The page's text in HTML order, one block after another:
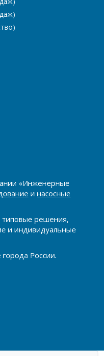
«Инженерные
и насосные
типовые решения,
и индивидуальные
России.